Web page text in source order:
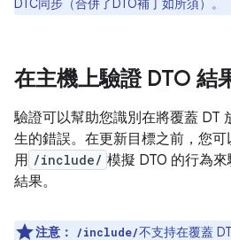
DTC同步（合併了DTO補丁如所須）。
在主機上驗證 DTO 結
驗證可以幫助您識別在將覆蓋 DT
生的錯誤。在更新目標之前，您可
用 /include/ 模擬 DTO 的行為
結果。
注意： /include/不支持在覆蓋